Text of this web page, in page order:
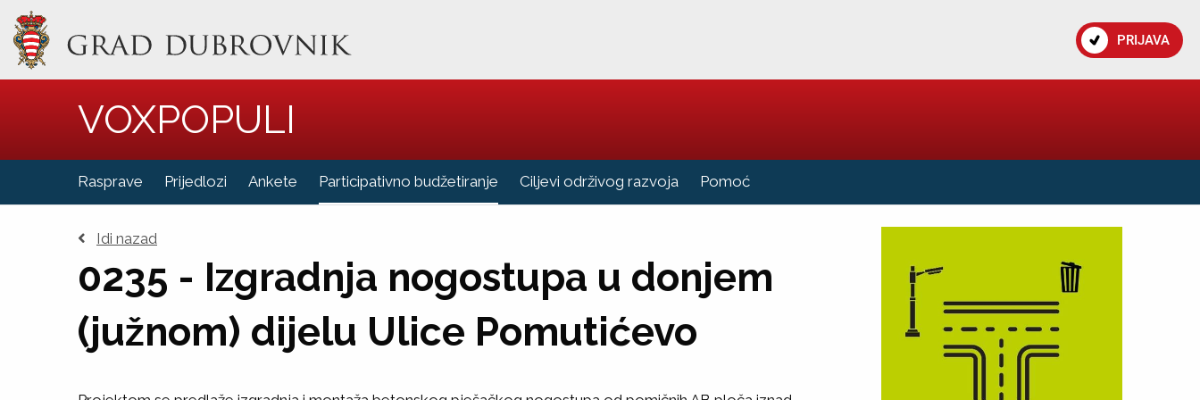
PRIJAVA
VOXPOPULI
Rasprave Prijedlozi Ankete
Vi ste u
Participativno budžetiranje Ciljevi održivog razvoja Pomoć
Idi nazad
0235 - Izgradnja nogostupa u donjem
(južnom) dijelu Ulice Pomutićevo